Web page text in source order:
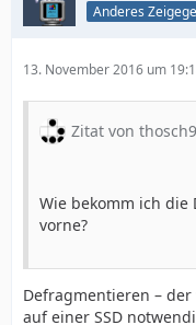
Anderes
13. November 2016 um
Zitat von
Wie bekomm ich
vorne?
Defragmentieren –
auf einer SSD